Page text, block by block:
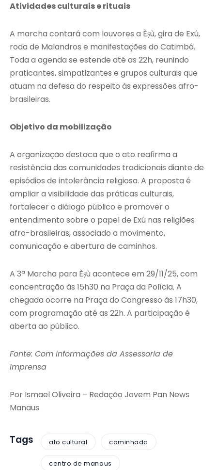
Atividades culturais e rituais
A marcha contará com louvores a Èṣù, gira de Exú,
roda de Malandros e manifestações do Catimbó.
Toda a agenda se estende até as 22h, reunindo
praticantes, simpatizantes e grupos culturais que
atuam na defesa do respeito às expressões afro-
brasileiras.
Objetivo da mobilização
A organização destaca que o ato reafirma a
resistência das comunidades tradicionais diante de
episódios de intolerância religiosa. A proposta é
ampliar a visibilidade das práticas culturais,
fortalecer o diálogo público e promover o
entendimento sobre o papel de Exú nas religiões
afro-brasileiras, associado a movimento,
comunicação e abertura de caminhos.
A 3ª Marcha para Èṣù acontece em 29/11/25, com
concentração às 15h30 na Praça da Polícia. A
chegada ocorre na Praça do Congresso às 17h30,
com programação até as 22h. A participação é
aberta ao público.
Fonte: Com informações da Assessoria de
Imprensa
Por Ismael Oliveira – Redação Jovem Pan News
Manaus
Tags ato cultural caminhada
centro de manaus